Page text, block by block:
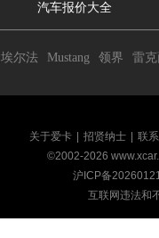
汽车报价大全
埃尔法 Mustang 领界 雷
关于爱卡 招贤纳士
联
©2002-2026
沪ICP备
互联网违法和